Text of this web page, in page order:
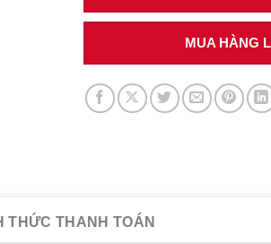
MUA HÀNG
THỨC THANH TOÁN